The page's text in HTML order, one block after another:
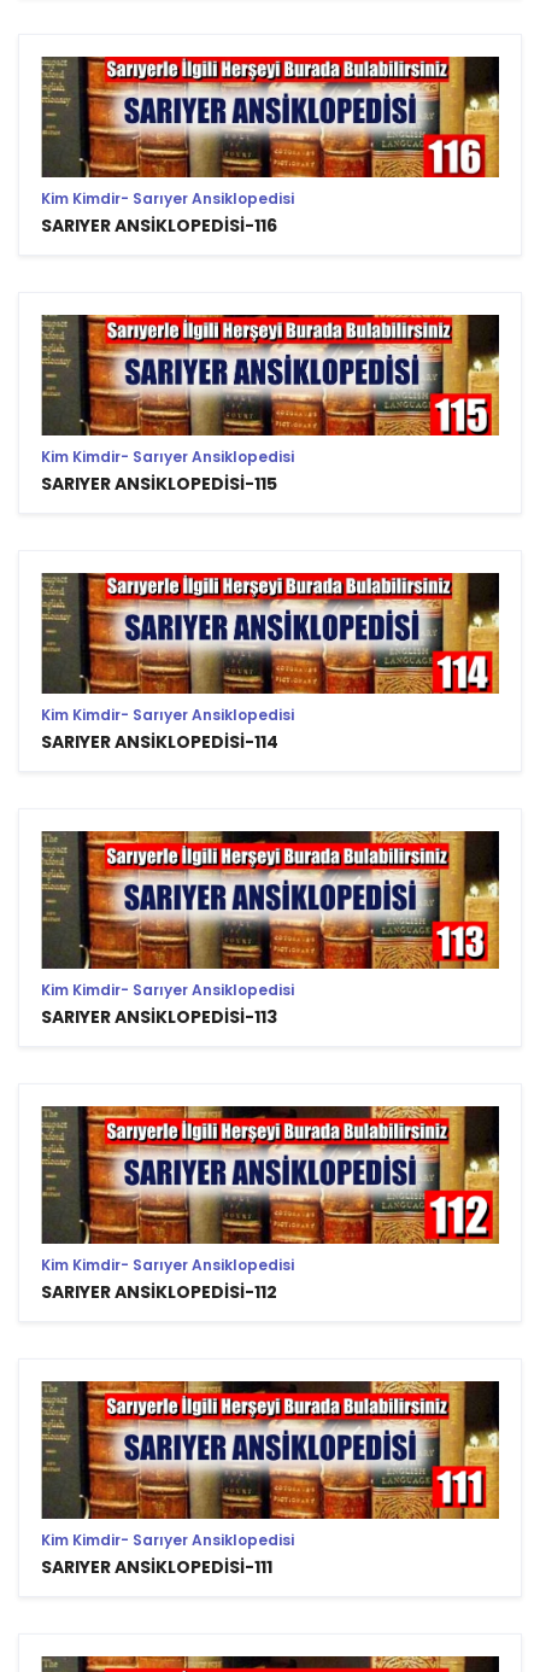
Kim Kimdir- Sarıyer Ansiklopedisi
SARIYER ANSİKLOPEDİSİ-116
Kim Kimdir- Sarıyer Ansiklopedisi
SARIYER ANSİKLOPEDİSİ-115
Kim Kimdir- Sarıyer Ansiklopedisi
SARIYER ANSİKLOPEDİSİ-114
Kim Kimdir- Sarıyer Ansiklopedisi
SARIYER ANSİKLOPEDİSİ-113
Kim Kimdir- Sarıyer Ansiklopedisi
SARIYER ANSİKLOPEDİSİ-112
Kim Kimdir- Sarıyer Ansiklopedisi
SARIYER ANSİKLOPEDİSİ-111